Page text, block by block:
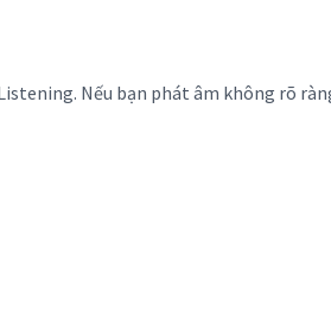
Nếu bạn phát âm không rõ